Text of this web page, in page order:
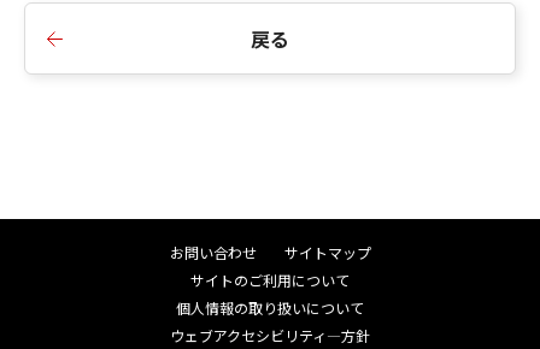
■Ver.1.80.1
戻る
お問い合わせ
サイトマップ
サイトのご利用について
個人情報の取り扱いについて
ウェブアクセシビリティ―方針